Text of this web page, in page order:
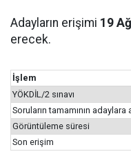
Adayların erişimi 19
erecek.
İşlem
YÖKDİL/2 sınavı
Soruların tamamının adaylara
Görüntüleme süresi
Son erişim